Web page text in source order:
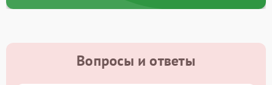
Вопросы и ответы